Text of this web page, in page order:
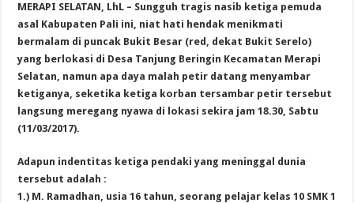
MERAPI SELATAN, LhL – Sungguh tragis nasib ketiga pemuda
asal Kabupaten Pali ini, niat hati hendak menikmati
bermalam di puncak Bukit Besar (red, dekat Bukit Serelo)
yang berlokasi di Desa Tanjung Beringin Kecamatan Merapi
Selatan, namun apa daya malah petir datang menyambar
ketiganya, seketika ketiga korban tersambar petir tersebut
langsung meregang nyawa di lokasi sekira jam 18.30, Sabtu
(11/03/2017).
Adapun indentitas ketiga pendaki yang meninggal dunia
tersebut adalah :
1.) M. Ramadhan, usia 16 tahun, seorang pelajar kelas 10 SMK 1